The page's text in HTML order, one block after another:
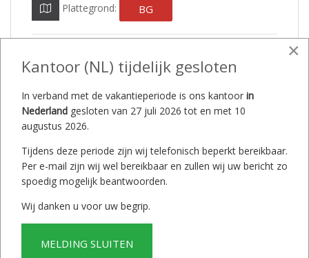
Plattegrond: BG
Interesse? Neem contact op
Intervast bouwt en ontwerpt elke woning geheel op
×
Kantoor (NL) tijdelijk gesloten
In verband met de vakantieperiode is ons kantoor in
Nederland gesloten van 27 juli 2026 tot en met 10
augustus 2026.
Tijdens deze periode zijn wij telefonisch beperkt bereikbaar.
Per e-mail zijn wij wel bereikbaar en zullen wij uw bericht zo
spoedig mogelijk beantwoorden.
Wij danken u voor uw begrip.
MELDING SLUITEN